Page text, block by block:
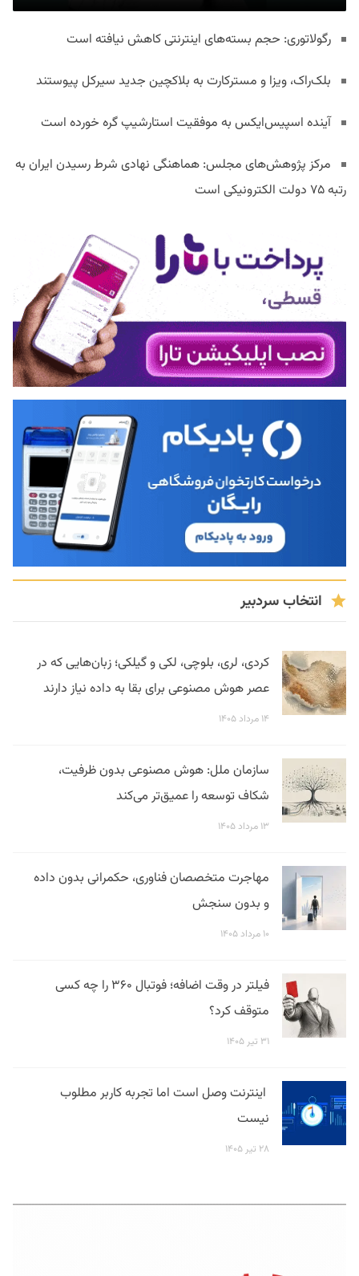
رگولاتوری: حجم بسته‌های اینترنتی کاهش نیافته است
بلک‌راک، ویزا و مسترکارت به بلاکچین جدید سیرکل پیوستند
آینده اسپیس‌ایکس به موفقیت استارشیپ گره خورده است
مرکز پژوهش‌های مجلس: هماهنگی نهادی شرط رسیدن ایران به
رتبه ۷۵ دولت الکترونیکی است
انتخاب سردبیر
کردی، لری، بلوچی، لکی و گیلکی؛ زبان‌هایی که در
عصر هوش مصنوعی برای بقا به داده نیاز دارند
۱۴ مرداد ۱۴۰۵
سازمان ملل: هوش مصنوعی بدون ظرفیت،
شکاف توسعه را عمیق‌تر می‌کند
۱۳ مرداد ۱۴۰۵
مهاجرت متخصصان فناوری، حکمرانی بدون داده
و بدون سنجش
۱۰ مرداد ۱۴۰۵
فیلتر در وقت اضافه؛ فوتبال ۳۶۰ را چه کسی
متوقف کرد؟
۳۱ تیر ۱۴۰۵
اینترنت وصل است اما تجربه کاربر مطلوب
نیست
۲۸ تیر ۱۴۰۵